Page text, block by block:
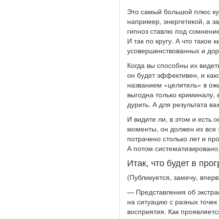
Это самый большой плюс
например, энергетикой, а
гипноз ставлю под
И так по кругу. А что такое
усовершенствованных и
Когда вы способны их
он будет эффективен, и
названием «целитель» в
выгодна только криминалу,
дурить. А для результата
И видите ли, в этом и есть
моменты, он должен их все
потрачено столько лет и
А потом
Итак, что будет в
(Публикуется, замечу,
— Представления об
на ситуацию с разных
восприятия. Как